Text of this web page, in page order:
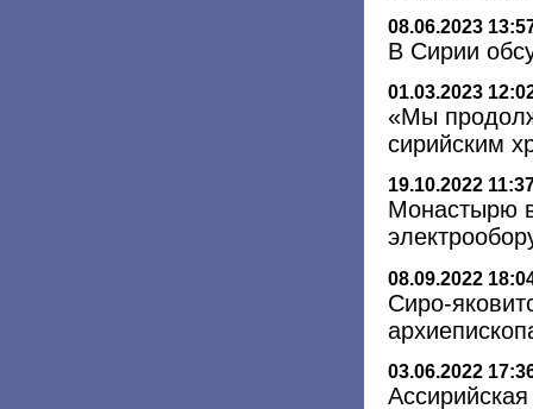
08.06.2023
В Сирии
01.03.2023
«Мы
сирийским
19.10.2022
Монастырю
08.09.2022
Сиро-
03.06.2022